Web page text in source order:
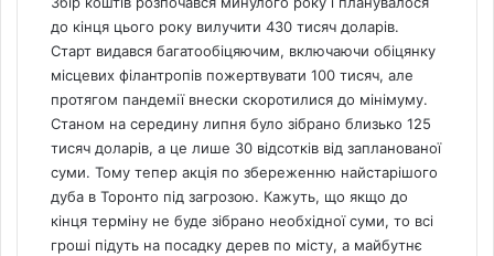
до кінця цього року вилучити 430 тисяч доларів.
Старт видався багатообіцяючим, включаючи обіцянку
місцевих філантропів пожертвувати 100 тисяч, але
протягом пандемії внески скоротилися до мінімуму.
Станом на середину липня було зібрано близько 125
тисяч доларів, а це лише 30 відсотків від запланованої
суми. Тому тепер акція по збереженню найстарішого
дуба в Торонто під загрозою. Кажуть, що якщо до
кінця терміну не буде зібрано необхідної суми, то всі
гроші підуть на посадку дерев по місту, а майбутнє